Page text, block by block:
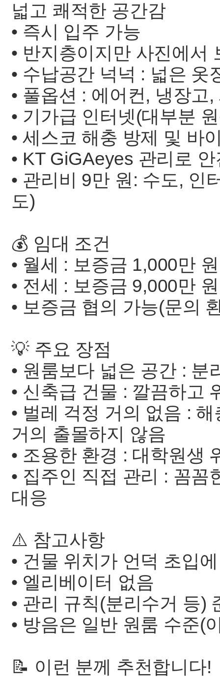
넓고 쾌적한 공간감
• 즉시 입주 가능
• 반지층이지만 사진에서
• 수납공간 넉넉 : 넓은 옷
• 풀옵션 : 에어컨, 냉장고
• 기가급 인터넷(대부분
• 세스코 해충 방제 및 바
• KT GiGAeyes 관리로 안
• 관리비 9만 원: 수도, 인
도)
💰 임대 조건
• 월세 : 보증금 1,000만
• 전세 : 보증금 9,000만 원
• 보증금 협의 가능(문의
💡 주요 장점
• 원룸보다 넓은 공간 : 분
• 신축급 건물 : 깔끔하고
• 벌레 걱정 거의 없음 :
거의 출몰하지 않음
• 조용한 환경 : 대학원생
• 집주인 직접 관리 : 꼼
대응
⚠️ 참고사항
• 건물 위치가 언덕 초입
• 엘리베이터 없음
• 관리 규칙(분리수거 등)
• 방음은 일반 원룸 수준(
📝 이런 분께 추천합니다!